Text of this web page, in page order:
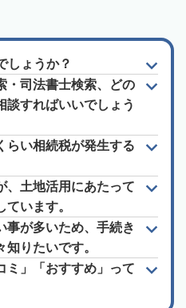
しょうか？
・司法書士検索、どの
談すればいいでしょう
らい相続税が発生する
、土地活用にあたって
います。
事が多いため、手続き
りたいです。
ミ」「おすすめ」って